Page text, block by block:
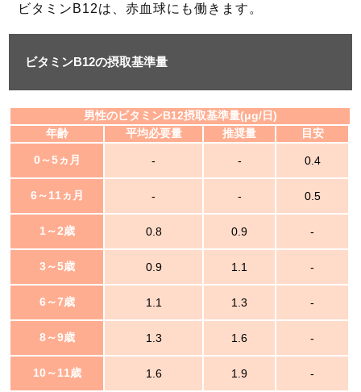
ビタミンB12は、赤血球にも働きます。
ビタミンB12の摂取基準量
男性のビタミンB12摂取基準量(μg/日)
年齢
平均必要量 推奨量 目安
0～5ヵ月 - - 0.4
6～11ヵ月 - - 0.5
1～2歳 0.8 0.9 -
3～5歳 0.9 1.1 -
6～7歳 1.1 1.3 -
8～9歳 1.3 1.6 -
10～11歳 1.6 1.9 -